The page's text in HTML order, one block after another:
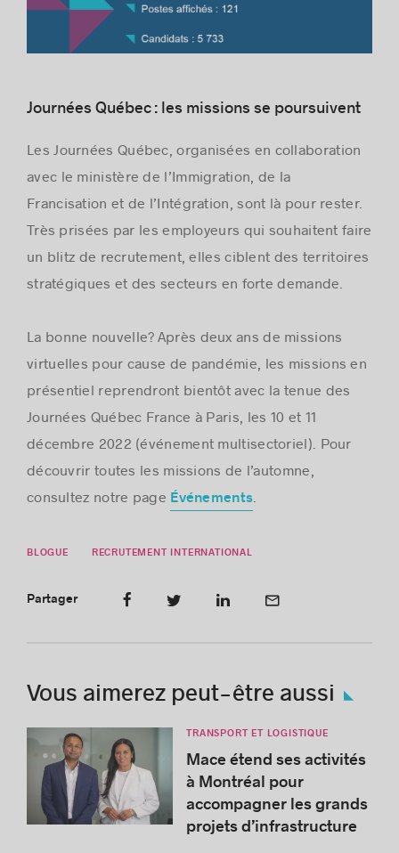
Journées Québec : les missions se poursuivent
Les Journées Québec, organisées en collaboration
avec le ministère de l’Immigration, de la
Francisation et de l’Intégration, sont là pour rester.
Très prisées par les employeurs qui souhaitent faire
un blitz de recrutement, elles ciblent des territoires
stratégiques et des secteurs en forte demande.
La bonne nouvelle? Après deux ans de missions
virtuelles pour cause de pandémie, les missions en
présentiel reprendront bientôt avec la tenue des
Journées Québec France à Paris, les 10 et 11
décembre 2022 (événement multisectoriel). Pour
découvrir toutes les missions de l’automne,
consultez notre page Événements.
BLOGUE RECRUTEMENT INTERNATIONAL
Partager
Vous aimerez peut-être aussi
TRANSPORT ET LOGISTIQUE
Mace étend ses activités
à Montréal pour
accompagner les grands
projets d’infrastructure